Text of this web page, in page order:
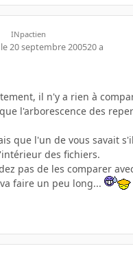
INpactien
le 20 septembre 200520 a
il n'y a rien à
l'arborescence des
que l'un de vous savait
des fichiers.
pas de les comparer
faire un peu long...